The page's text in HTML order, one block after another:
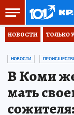
НОВОСТИ ТОЛЬКО
НОВОСТИ
В Коми
мать